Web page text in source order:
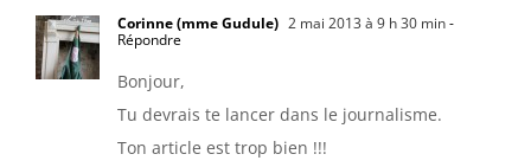
Corinne (mme Gudule) 2 mai 2013 à 9 h 30 min-
Répondre
Bonjour,
Tu devrais te lancer dans le journalisme.
Ton article est trop bien !!!